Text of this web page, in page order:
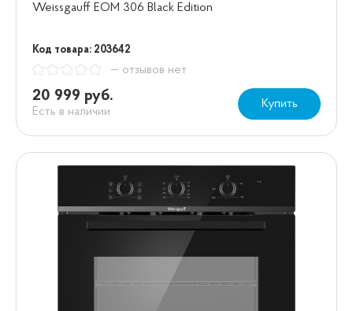
Weissgauff EOM 306 Black Edition
Код товара: 203642
— отзывов нет
20 999 руб.
Есть в наличии
Купить